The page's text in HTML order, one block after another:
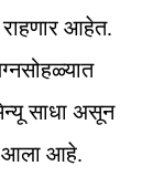
आहेत.
साधा असून
आला आहे.